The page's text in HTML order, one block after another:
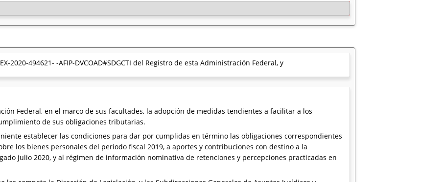
2020-494621- -AFIP-DVCOAD#SDGCTI del Registro de esta Administración Federal, y
Federal, en el marco de sus facultades, la adopción de medidas tendientes a facilitar a los
de sus obligaciones tributarias.
establecer las condiciones para dar por cumplidas en término las obligaciones correspondientes
los bienes personales del periodo fiscal 2019, a aportes y contribuciones con destino a la
julio 2020, y al régimen de información nominativa de retenciones y percepciones practicadas en